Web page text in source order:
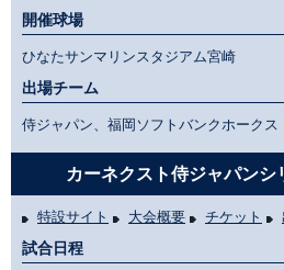
開催球場
ひなたサンマリンスタジアム宮崎
出場チーム
侍ジャパン、福岡ソフトバンクホークス
カーネクスト侍ジャパンシ
特設サイト 大会概要 チケット
試合日程